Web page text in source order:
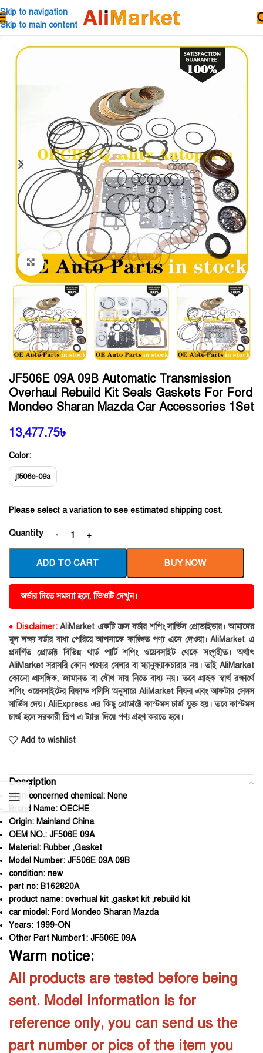
Skip to navigation
Skip to main content
Click to enlarge
JF506E 09A 09B Automatic Transmission
Overhaul Rebuild Kit Seals Gaskets For Ford
Mondeo Sharan Mazda Car Accessories 1Set
13,477.75৳
Color:
jf506e-09a
Please select a variation to see estimated shipping cost.
Quantity
ADD TO CART BUY NOW
অর্ডার দিতে সমস্যা হলে, ভিিওটি দেখুন।
♦ Disclaimer:AliMarket একটি ক্রস বর্ডার শপিং সার্ভিস প্রোভাইডার। আমাদের
মূল লক্ষ্য বর্ডার বাধা পেরিয়ে আপনাকে কাঙ্ক্ষিত পণ্য এনে দেওয়া। AliMarket এ
প্রদর্শিত প্রোডাক্ট বিভিন্ন থার্ড পার্টি শপিং ওয়েবসাইট থেকে সংগৃহীত। অর্থাৎ
AliMarket সরাসরি কোন পণ্যের সেলার বা ম্যানুফ্যাকচারার নয়। তাই AliMarket
কোনো প্রাসঙ্গিক, জামানত বা যৌথ দায় নিতে বাধ্য নয়। তবে গ্রাহক স্বার্থ রক্ষার্থে
শপিং ওয়েবসাইটের রিফান্ড পলিসি অনুসারে AliMarket বিফর এবং আফটার সেলস
সার্ভিস দেয়। AliExpress এর কিছু প্রোডাক্টে কাস্টমস চার্জ যুক্ত হয়। তবে কাস্টমস
চার্জ হলে সরকারী স্লিপ এ ট্যাক্স দিয়ে পণ্য গ্রহণ করতে হবে।
Add to wishlist
Description
High-concerned chemical: None
Brand Name: OECHE
Origin: Mainland China
OEM NO.: JF506E 09A
Material: Rubber ,Gasket
Model Number: JF506E 09A 09B
condition: new
part no: B162820A
product name: overhual kit ,gasket kit ,rebuild kit
car miodel: Ford Mondeo Sharan Mazda
Years: 1999-ON
Other Part Number1: JF506E 09A
Warm notice:
All products are tested before being
sent. Model information is for
reference only, you can send us the
part number or pics of the item you